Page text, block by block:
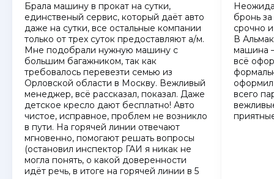
Брала машину в прокат на сутки,
единственый сервис, который даёт авто
даже на сутки, все остальные компании
только от трех суток предоставляют а/м.
Мне подобрали нужную машину с
большим багажником, так как
требовалось перевезти семью из
Орловской области в Москву. Вежливый
менеджер, всё рассказал, показал. Даже
детское кресло дают бесплатно! Авто
чистое, исправное, проблем не возникло
в пути. На горячей линии отвечают
мгновенно, помогают решать вопросы
(остановил инспектор ГАИ я никак не
могла понять, о какой доверенности
идёт речь, в итоге на горячей линии в 5
бронь
срочно
В
машина
всё
всего